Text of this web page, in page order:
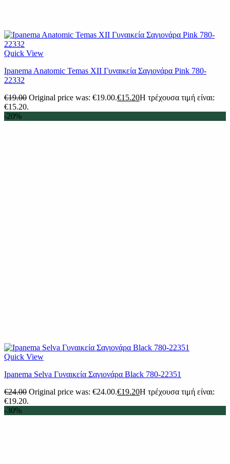
Quick View
Ipanema Anatomic Temas XII Γυναικεία Σαγιονάρα Pink 780-
22332
€19.00 Original price was: €19.00.€15.20Η τρέχουσα τιμή είναι:
€15.20.
-20%
Quick View
Ipanema Selva Γυναικεία Σαγιονάρα Black 780-22351
€24.00 Original price was: €24.00.€19.20Η τρέχουσα τιμή είναι:
€19.20.
-30%